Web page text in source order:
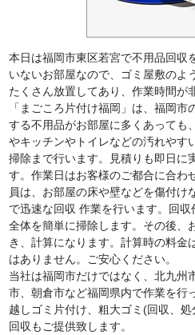
本日は福岡市東区若宮で不用品回収
いないお部屋なので、ゴミ屋敷のよ
たくさん放置してあり、作業時間が
「まごころ片付け福岡」は、福岡
する不用品がお部屋に多くあっても
やキッチンやトイレなどの汚れやす
掃除まで行います。見積りも即日に
す。作業日はお客様のご都合に合わ
員は、お部屋の床や壁などを傷付け
で迅速な回収 作業を行います。回
全体を簡単に掃除します。その後、
き、計算になります。計算時の料金
はありません。ご安心ください。
当社は福岡市だけではなく、北九州
市、朝倉市など福岡県内で作業を行
越しゴミ片付け、粗大ゴミ(回収、
回収もご提供致します。